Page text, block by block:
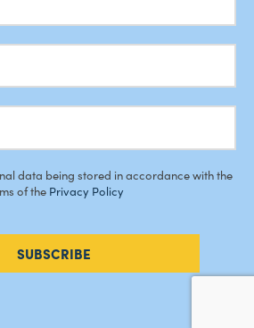
data being stored in accordance with the
of the Privacy Policy
SUBSCRIBE